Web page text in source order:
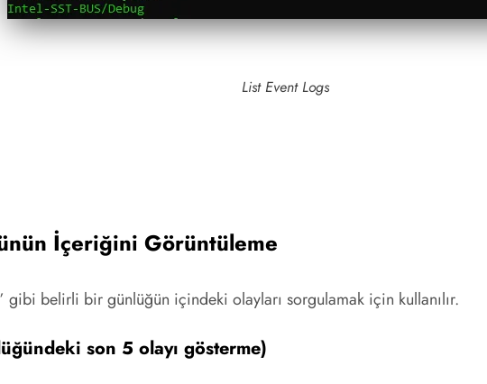
List Event Logs
İçeriğini Görüntüleme
gibi belirli bir günlüğün içindeki olayları sorgulamak için kullanılır.
son 5 olayı gösterme)